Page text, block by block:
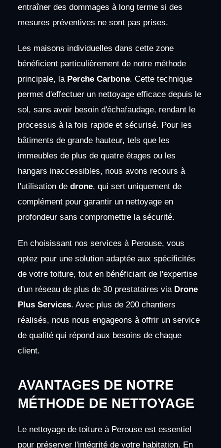
entraîner des dommages à long terme si des
mesures préventives ne sont pas prises.
Les maisons individuelles dans cette zone
bénéficient particulièrement de notre méthode
principale, la Perche Carbone. Cette technique
permet d'effectuer un nettoyage efficace depuis le
sol, sans avoir besoin d'échafaudage, rendant le
processus à la fois rapide et sécurisé. Pour les
bâtiments de grande hauteur, tels que les
immeubles de plus de quatre étages ou les
hangars inaccessibles, nous avons recours à
l'utilisation de drone, qui sert uniquement de
complément pour garantir un nettoyage en
profondeur sans compromettre la sécurité.
En choisissant nos services à Perouse, vous
optez pour une solution adaptée aux spécificités
de votre toiture, tout en bénéficiant de l'expertise
d'un réseau de plus de 30 prestataires via Drone
Plus Services. Avec plus de 200 chantiers
réalisés, nous nous engageons à offrir un service
de qualité qui répond aux besoins de chaque
client.
AVANTAGES DE NOTRE
MÉTHODE DE NETTOYAGE
Le nettoyage de toiture à Perouse est essentiel
pour préserver l'intégrité de votre habitation. En